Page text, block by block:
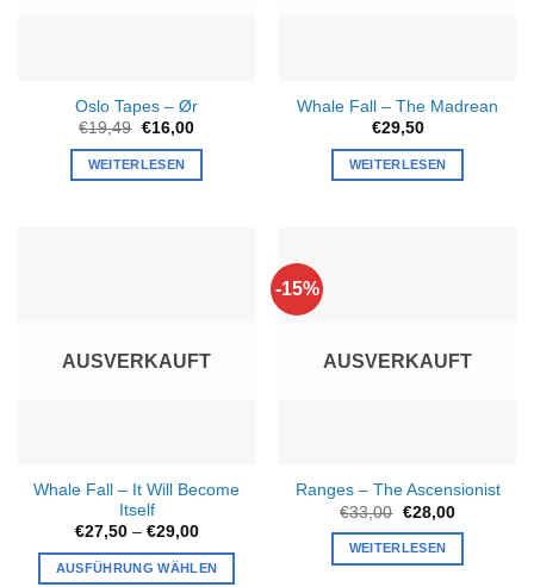
Oslo Tapes – Ør
€19,49 Ursprünglicher
war:
€19,49
€16,00Aktueller
WEITERLESEN
Whale Fall – The Madrean
€29,50
WEITERLESEN
AUSVERKAUFT
Whale Fall – It Will Become
Itself
€27,50 – €29,00Preisspanne:
bis
€29,00
AUSFÜHRUNG WÄHLEN
-15%
AUSVERKAUFT
Ranges – The Ascensionist
€33,00 Ursprünglicher
Preis
war:
€33,00
€28,00Aktueller
WEITERLESEN